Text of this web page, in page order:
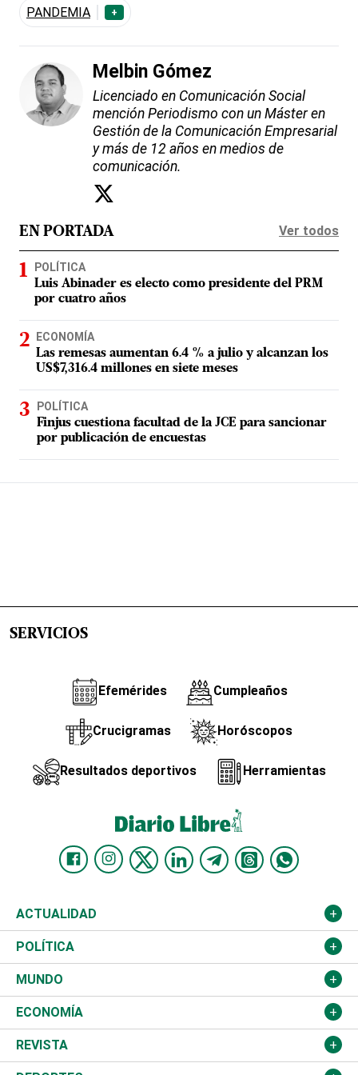
PANDEMIA +
Melbin Gómez
Licenciado en Comunicación Social
mención Periodismo con un Máster en
Gestión de la Comunicación Empresarial
y más de 12 años en medios de
comunicación.
EN PORTADA Ver todos
POLÍTICA
Luis Abinader es electo como presidente del PRM
por cuatro años
ECONOMÍA
Las remesas aumentan 6.4 % a julio y alcanzan los
US$7,316.4 millones en siete meses
POLÍTICA
Finjus cuestiona facultad de la JCE para sancionar
por publicación de encuestas
SERVICIOS
Efemérides Cumpleaños
Crucigramas Horóscopos
Resultados deportivos Herramientas
ACTUALIDAD
Nacional
Ciudad
Educación
Salud
POLÍTICA
Partidos
JCE
TSE
MUNDO
Estados Unidos
América Latina
ECONOMÍA
Finanzas
REVISTA